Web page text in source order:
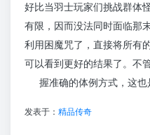
好比当羽士玩家们挑战群体
有限，因而没法同时面临那
利用困魔咒了，直接将所有
可以看到更好的结果了。不
握准确的体例方式，这也
发表于： 精品传奇